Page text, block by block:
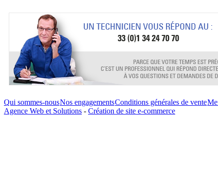
Qui sommes-nousNos engagementsConditions générales de vente
Agence Web et Solutions - Création de site e-commerce